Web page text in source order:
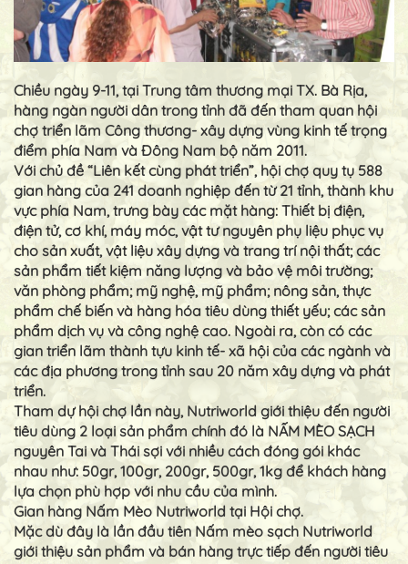
Chiều ngày 9-11, tại Trung tâm thương mại TX. Bà Rịa,
hàng ngàn người dân trong tỉnh đã đến tham quan hội
chợ triển lãm Công thương- xây dựng vùng kinh tế trọng
điểm phía Nam và Đông Nam bộ năm 2011.
Với chủ đề “Liên kết cùng phát triển”, hội chợ quy tụ 588
gian hàng của 241 doanh nghiệp đến từ 21 tỉnh, thành khu
vực phía Nam, trưng bày các mặt hàng: Thiết bị điện,
điện tử, cơ khí, máy móc, vật tư nguyên phụ liệu phục vụ
cho sản xuất, vật liệu xây dựng và trang trí nội thất; các
sản phẩm tiết kiệm năng lượng và bảo vệ môi trường;
văn phòng phẩm; mỹ nghệ, mỹ phẩm; nông sản, thực
phẩm chế biến và hàng hóa tiêu dùng thiết yếu; các sản
phẩm dịch vụ và công nghệ cao. Ngoài ra, còn có các
gian triển lãm thành tựu kinh tế- xã hội của các ngành và
các địa phương trong tỉnh sau 20 năm xây dựng và phát
triển.
Tham dự hội chợ lần này, Nutriworld giới thiệu đến người
tiêu dùng 2 loại sản phẩm chính đó là NẤM MÈO SẠCH
nguyên Tai và Thái sợi với nhiều cách đóng gói khác
nhau như: 50gr, 100gr, 200gr, 500gr, 1kg để khách hàng
lựa chọn phù hợp với nhu cầu của mình.
Gian hàng Nấm Mèo Nutriworld tại Hội chợ.
Mặc dù đây là lần đầu tiên Nấm mèo sạch Nutriworld
giới thiệu sản phẩm và bán hàng trực tiếp đến người tiêu